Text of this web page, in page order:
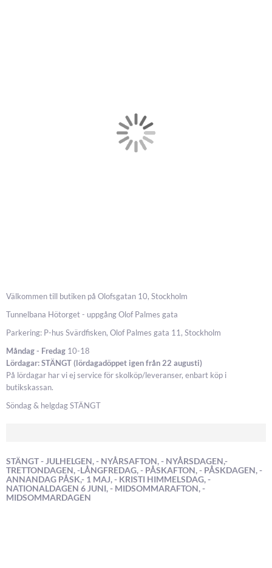
Välkommen till butiken på Olofsgatan 10, Stockholm
Tunnelbana Hötorget - uppgång Olof Palmes gata
Parkering: P-hus Svärdfisken, Olof Palmes gata 11, Stockholm
Måndag - Fredag 10-18
Lördagar: STÄNGT (lördagadöppet igen från 22 augusti)
På lördagar har vi ej service för skolköp/leveranser, enbart köp i
butikskassan.
Söndag & helgdag STÄNGT
STÄNGT - JULHELGEN, - NYÅRSAFTON, - NYÅRSDAGEN,-
TRETTONDAGEN, -LÅNGFREDAG, - PÅSKAFTON, - PÅSKDAGEN, -
ANNANDAG PÅSK,- 1 MAJ, - KRISTI HIMMELSDAG, -
NATIONALDAGEN 6 JUNI, - MIDSOMMARAFTON, -
MIDSOMMARDAGEN